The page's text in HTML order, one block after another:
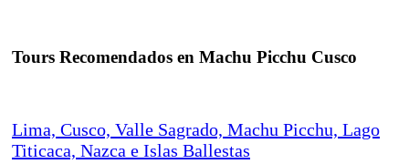
Tours Recomendados en Machu Picchu Cusco
Lima, Cusco, Valle Sagrado, Machu Picchu, Lago
Titicaca, Nazca e Islas Ballestas